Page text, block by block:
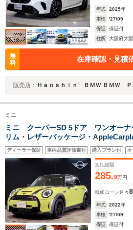
年式 2025年
車検
'27/09
保証
保証付
住所
大阪府大
無
料
在庫確認・見積
販売店： Ｈａｎｓｈｉｎ ＢＭＷ ＢＭＷ Ｐｒｅｍｉｕｍ
ミニ
ミニ クーパーSD 5ドア ワンオーナ
リム・レザーパッケージ・
ラ・パーキングアシスト・ドライブア
コントロール・純正17インチAW・コ
ディーラー保証 車両品質評価書付 購入プラン付
支払総額
285.9万円
残価ローン 月々
年式 2022年
車検
'27/09
保証
保証付